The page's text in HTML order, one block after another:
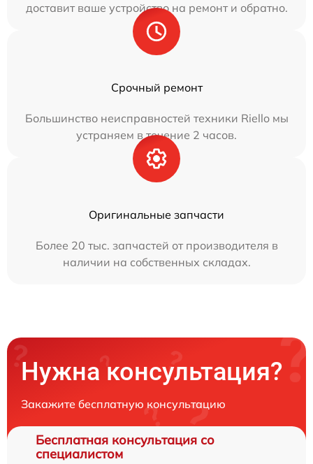
доставит ваше устройство на ремонт и обратно.
Срочный ремонт
Большинство неисправностей техники Riello мы
устраняем в течение 2 часов.
Оригинальные запчасти
Более 20 тыс. запчастей от производителя в
наличии на собственных складах.
Нужна консультация?
Закажите бесплатную консультацию
Бесплатная консультация со
специалистом